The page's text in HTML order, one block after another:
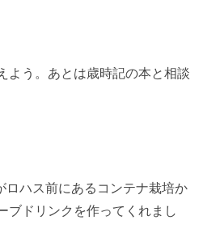
よう。あとは歳時記の本と相談
ロハス前にあるコンテナ栽培か
ブドリンクを作ってくれまし